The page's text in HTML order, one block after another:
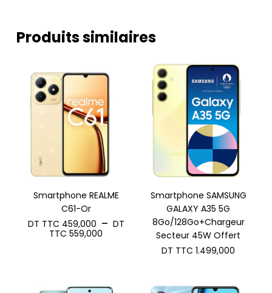
Produits similaires
Smartphone REALME
C61-Or
DT TTC 459,000 – DT
TTC 559,000
Smartphone SAMSUNG
GALAXY A35 5G
8Go/128Go+Chargeur
Secteur 45W Offert
DT TTC 1.499,000